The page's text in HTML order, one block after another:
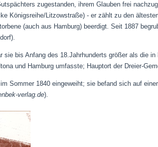
zugestanden, ihrem Glauben frei
Königsreihe/Litzowstraße) - er zählt zu den
(auch aus Hamburg) beerdigt. Seit 1887
bis Anfang des 18.Jahrhunderts größer als die
und Hamburg umfasste; Hauptort der Dreier-
Sommer 1840 eingeweiht; sie befand sich auf
verlag.de).